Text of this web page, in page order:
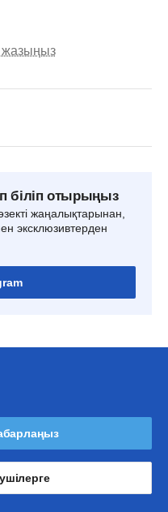
жазыңыз
біліп отырыңыз
жаңалықтарынан,
эксклюзивтерден